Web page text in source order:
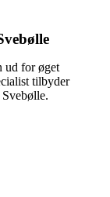
ud for øget
tilbyder